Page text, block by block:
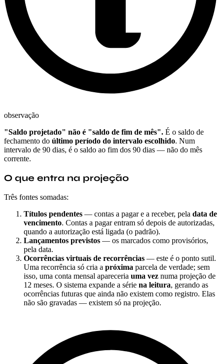
observação
"Saldo projetado" não é "saldo de fim de mês". É o saldo de
fechamento do último período do intervalo escolhido. Num
intervalo de 90 dias, é o saldo ao fim dos 90 dias — não do mês
corrente.
O que entra na projeção
Três fontes somadas:
Títulos pendentes — contas a pagar e a receber, pela data de
vencimento. Contas a pagar entram só depois de autorizadas,
quando a autorização está ligada (o padrão).
Lançamentos previstos — os marcados como provisórios,
pela data.
Ocorrências virtuais de recorrências — este é o ponto sutil.
Uma recorrência só cria a próxima parcela de verdade; sem
isso, uma conta mensal apareceria uma vez numa projeção de
12 meses. O sistema expande a série na leitura, gerando as
ocorrências futuras que ainda não existem como registro. Elas
não são gravadas — existem só na projeção.